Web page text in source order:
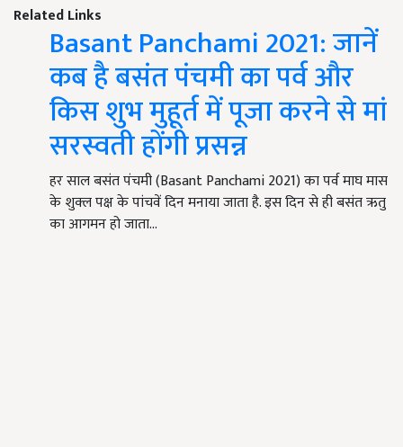
Related Links
Basant Panchami 2021: जानें
कब है बसंत पंचमी का पर्व और
किस शुभ मुहूर्त में पूजा करने से मां
सरस्वती होंगी प्रसन्न
हर साल बसंत पंचमी (Basant Panchami 2021) का पर्व माघ मास
के शुक्ल पक्ष के पांचवें दिन मनाया जाता है. इस दिन से ही बसंत ऋतु
का आगमन हो जाता…